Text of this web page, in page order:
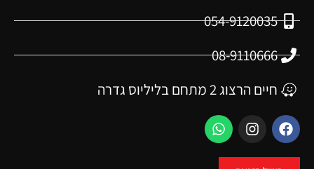
054-9120035
08-9110666
חיים הרצוג 2 מתחם בליליוס גדרה